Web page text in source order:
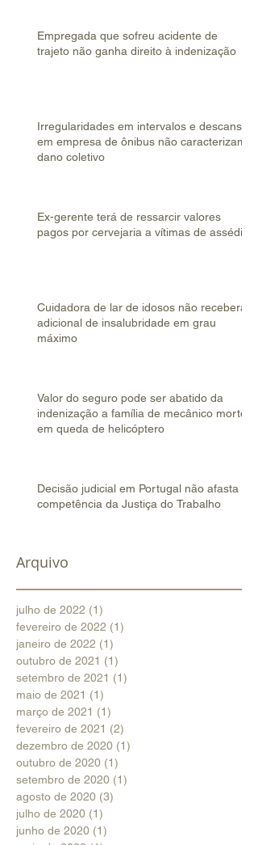
Empregada que sofreu acidente de
trajeto não ganha direito à indenização
Irregularidades em intervalos e descanso
em empresa de ônibus não caracterizam
dano coletivo
Ex-gerente terá de ressarcir valores
pagos por cervejaria a vítimas de assédio
Cuidadora de lar de idosos não receberá
adicional de insalubridade em grau
máximo
Valor do seguro pode ser abatido da
indenização a família de mecânico morto
em queda de helicóptero
Decisão judicial em Portugal não afasta
competência da Justiça do Trabalho
Arquivo
julho de 2022 (1)
fevereiro de 2022 (1)
janeiro de 2022 (1)
outubro de 2021 (1)
setembro de 2021 (1)
maio de 2021 (1)
março de 2021 (1)
fevereiro de 2021 (2)
dezembro de 2020 (1)
outubro de 2020 (1)
setembro de 2020 (1)
agosto de 2020 (3)
julho de 2020 (1)
junho de 2020 (1)